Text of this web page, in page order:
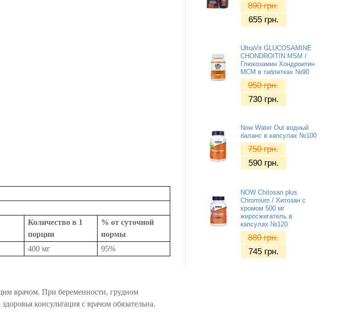
Количество в 1
порции
% от суточной
нормы
400 мг 95%
врачом. При беременности, грудном
консультация с врачом обязательна.
890грн.
655 грн.
UltraVit GLUCOSAMINE
CHONDROITIN MSM /
Глюкозамин Хондроитин
МСМ в таблетках №90
950грн.
730 грн.
Now Water Out водный
баланс в капсулах №100
750грн.
590 грн.
NOW Chitosan plus
Chromium / Хитозан с
хромом 500 мг
жиросжигатель в
капсулах №120
880грн.
745 грн.